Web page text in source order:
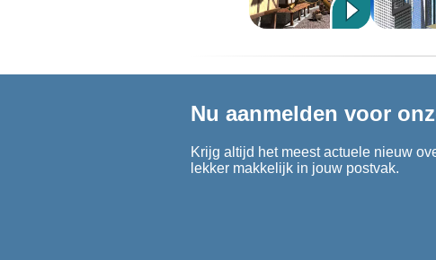
Nu aanmelden voor
Krijg altijd het meest actuele nieuw
lekker makkelijk in jouw postvak.